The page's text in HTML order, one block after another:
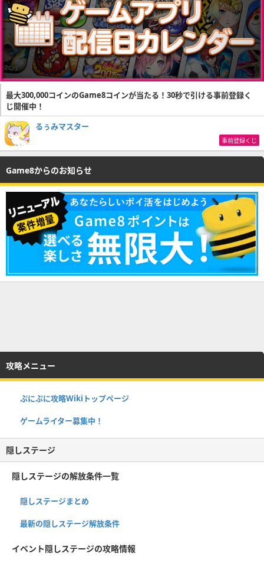
最大300,000コインのGame8コインが当たる！30秒で引ける事前登録く
じ開催中！
るぅみマスター
事前登録くじ
Game8からのお知らせ
攻略メニュー
ぷにぷに攻略Wikiトップページ
ゲームライター募集中！
隠しステージ
隠しステージの解放条件一覧
隠しステージまとめ
最新の隠しステージ解放条件
イベント隠しステージの攻略情報